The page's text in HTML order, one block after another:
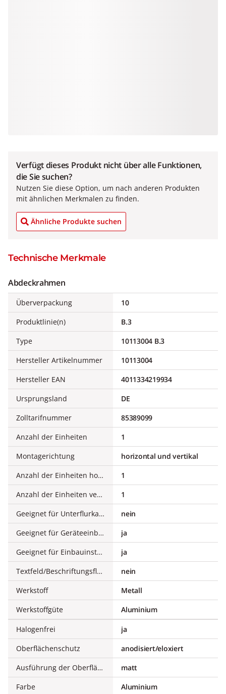
Verfügt dieses Produkt nicht über alle Funktionen,
die Sie suchen?
Nutzen Sie diese Option, um nach anderen Produkten
mit ähnlichen Merkmalen zu finden.
Ähnliche Produkte suchen
Technische Merkmale
Abdeckrahmen
Überverpackung
10
Produktlinie(n)
B.3
Type
10113004 B.3
Hersteller Artikelnummer
10113004
Hersteller EAN
4011334219934
Ursprungsland
DE
Zolltarifnummer
85389099
Anzahl der Einheiten
1
Montagerichtung
horizontal und vertikal
Anzahl der Einheiten horizontal
1
Anzahl der Einheiten vertikal
1
Geeignet für Unterflurkanaldose
nein
Geeignet für Geräteeinbaukanal
ja
Geeignet für Einbauinstallation
ja
Textfeld/Beschriftungsfläche
nein
Werkstoff
Metall
Werkstoffgüte
Aluminium
Halogenfrei
ja
Oberflächenschutz
anodisiert/eloxiert
Ausführung der Oberfläche
matt
Farbe
Aluminium